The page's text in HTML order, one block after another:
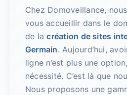
Chez Domoveillance,
vous accueillir dans le
de lacréation de sites
Germain. Aujourd’hui,
ligne n’est plus une
nécessité. C’est là que
Nous proposons une